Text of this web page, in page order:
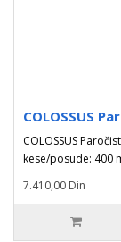
COLOSSUS
COLOSSUS
kese/posude: 400
7.410,00 Din